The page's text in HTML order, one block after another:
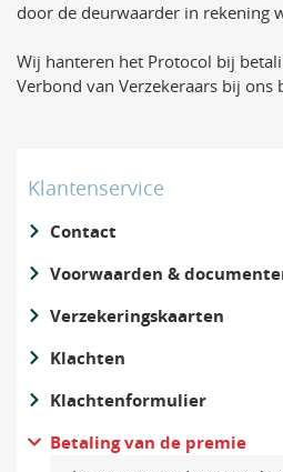
door de deurwaarder in rekening
Wij hanteren het Protocol bij
Verbond van Verzekeraars bij ons
Klantenservice
Contact
Voorwaarden &
Verzekeringskaarten
Klachten
Klachtenformulier
Betaling van de premie